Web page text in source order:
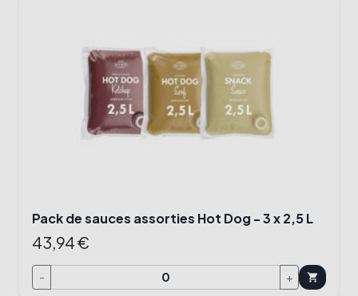
Pack de sauces assorties Hot Dog - 3 x 2,5 L
43,94 €
- + shopping_cart